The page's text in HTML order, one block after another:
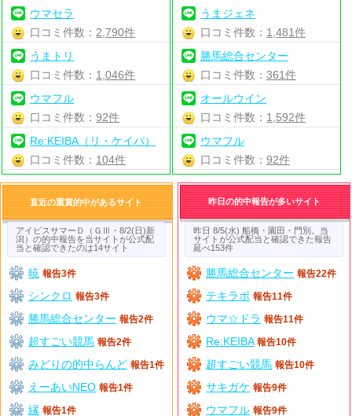
ウマセラ
口コミ件数： 2,790件
うまトリ
口コミ件数： 1,046件
ウマフル
口コミ件数：92件
Re:KEIBA（リ・ケイバ）
口コミ件数： 104件
うまジェネ
口コミ件数： 1,481件
勝馬総合センター
口コミ件数： 361件
オールウイン
口コミ件数： 1,592件
ウマフル
口コミ件数： 92件
直近の重賞的中があるサイト
アイビスサマーＤ（ＧⅢ・8/2(日)新
潟）の的中報告を当サイトが公式配
当と確認できたのは14サイト
暁 報告3件
シンクロ 報告3件
勝馬総合センター 報告2件
超すごい競馬 報告2件
みどりの的中らんど 報告1件
えーあいNEO 報告1件
縁 報告1件
昨日の的中報告が多いサイト
昨日 8/5(水) 船橋・園田・門別。当
サイトが公式配当と確認できた報告
延べ153件
勝馬総合センター 報告22件
テキラボ 報告11件
ウマ☆ドラ 報告11件
Re:KEIBA 報告10件
超すごい競馬 報告10件
サキガケ 報告9件
ウマフル 報告9件